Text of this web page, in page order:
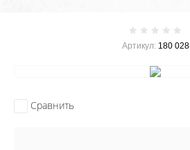
Артикул:180 028
Сравнить